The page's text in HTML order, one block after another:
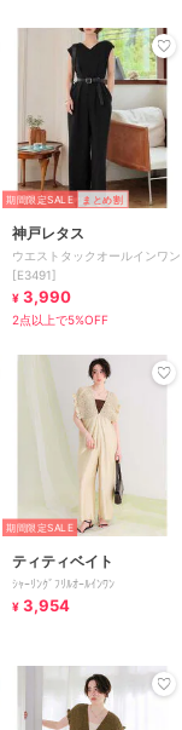
期間限定SALE まとめ割
神戸レタス
ウエストタックオールインワン
[E3491]
¥ 3,990
2点以上で5%OFF
期間限定SALE
ティティベイト
ｼｬｰﾘﾝｸﾞﾌﾘﾙｵｰﾙｲﾝﾜﾝ
¥ 3,954